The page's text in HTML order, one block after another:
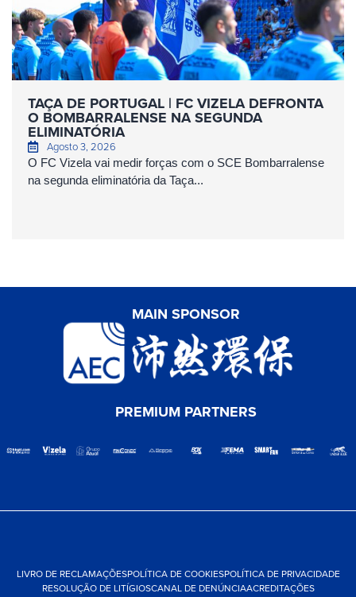
TAÇA DE PORTUGAL | FC VIZELA DEFRONTA
O BOMBARRALENSE NA SEGUNDA
ELIMINATÓRIA
Agosto 3, 2026
O FC Vizela vai medir forças com o SCE Bombarralense
na segunda eliminatória da Taça...
MAIN SPONSOR
PREMIUM PARTNERS
LIVRO DE RECLAMAÇÕESPOLÍTICA DE COOKIESPOLÍTICA DE PRIVACIDADE
RESOLUÇÃO DE LITÍGIOSCANAL DE DENÚNCIAACREDITAÇÕES